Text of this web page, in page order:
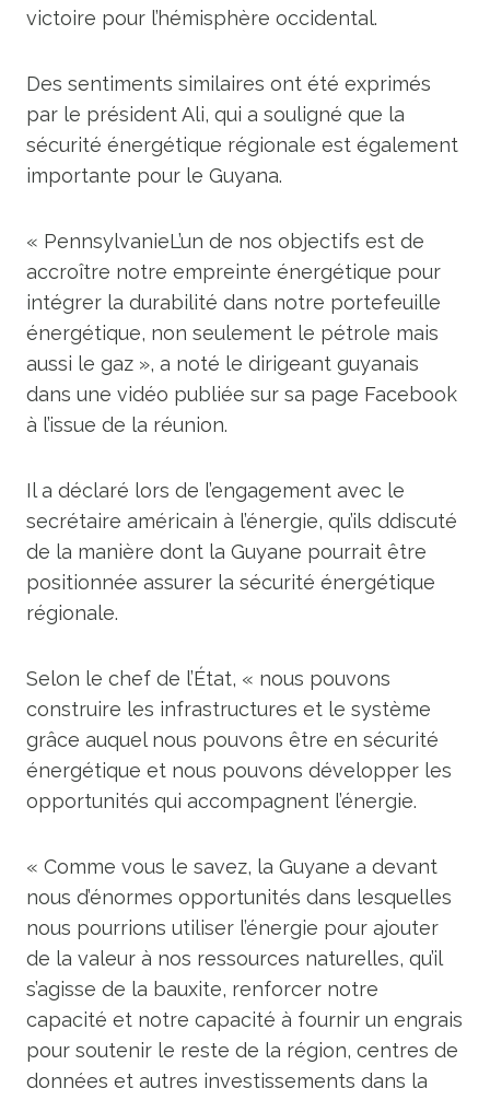
victoire pour l’hémisphère occidental.
Des sentiments similaires ont été exprimés
par le président Ali, qui a souligné que la
sécurité énergétique régionale est également
importante pour le Guyana.
« PennsylvanieL’un de nos objectifs est de
accroître notre empreinte énergétique pour
intégrer la durabilité dans notre portefeuille
énergétique, non seulement le pétrole mais
aussi le gaz », a noté le dirigeant guyanais
dans une vidéo publiée sur sa page Facebook
à l’issue de la réunion.
Il a déclaré lors de l’engagement avec le
secrétaire américain à l’énergie, qu’ils ddiscuté
de la manière dont la Guyane pourrait être
positionnée assurer la sécurité énergétique
régionale.
Selon le chef de l’État, « nous pouvons
construire les infrastructures et le système
grâce auquel nous pouvons être en sécurité
énergétique et nous pouvons développer les
opportunités qui accompagnent l’énergie.
« Comme vous le savez, la Guyane a devant
nous d’énormes opportunités dans lesquelles
nous pourrions utiliser l’énergie pour ajouter
de la valeur à nos ressources naturelles, qu’il
s’agisse de la bauxite, renforcer notre
capacité et notre capacité à fournir un engrais
pour soutenir le reste de la région, centres de
données et autres investissements dans la